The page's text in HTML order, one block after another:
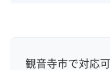
観音寺市で対応